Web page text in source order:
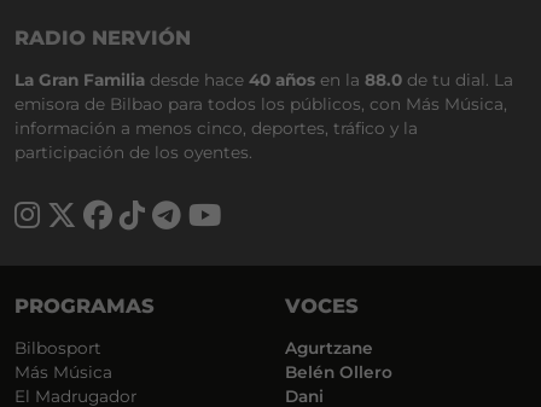
RADIO NERVIÓN
La Gran Familia desde hace 40 años en la 88.0 de tu dial. La
emisora de Bilbao para todos los públicos, con Más Música,
información a menos cinco, deportes, tráfico y la
participación de los oyentes.
PROGRAMAS
Bilbosport
Más Música
El Madrugador
VOCES
Agurtzane
Belén Ollero
Dani